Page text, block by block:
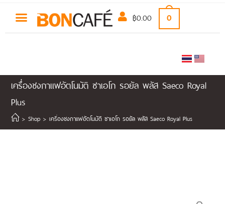
฿0.00 0
เครื่องชงกาแฟอัตโนมัติ ซาเอโก รอยัล พลัส Saeco Royal
Plus
> Shop > เครื่องชงกาแฟอัตโนมัติ ซาเอโก รอยัล พลัส Saeco Royal Plus